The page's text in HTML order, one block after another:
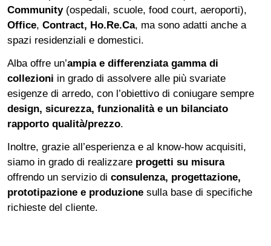
Community(ospedali, scuole, food court, aeroporti),
Office, Contract, Ho.Re.Ca, ma sono adatti anche a
spazi residenziali e domestici.
Alba offre un’ampia e differenziata gamma di
collezioni in grado di assolvere alle più svariate
esigenze di arredo, con l’obiettivo di coniugare sempre
design, sicurezza, funzionalità e un bilanciato
rapporto qualità/prezzo.
Inoltre, grazie all’esperienza e al know-how acquisiti,
siamo in grado di realizzare progetti su misura
offrendo un servizio di consulenza, progettazione,
prototipazione e produzione sulla base di specifiche
richieste del cliente.